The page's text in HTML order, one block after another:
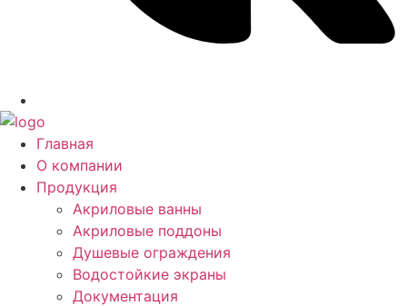
Главная
О компании
Продукция
Акриловые ванны
Акриловые поддоны
Душевые ограждения
Водостойкие экраны
Документация